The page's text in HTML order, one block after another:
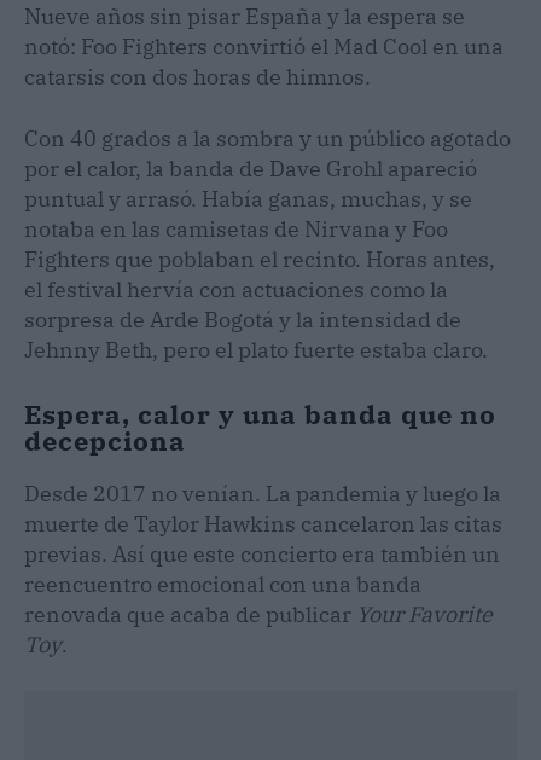
Nueve años sin pisar España y la espera se
notó: Foo Fighters convirtió el Mad Cool en una
catarsis con dos horas de himnos.
Con 40 grados a la sombra y un público agotado
por el calor, la banda de Dave Grohl apareció
puntual y arrasó. Había ganas, muchas, y se
notaba en las camisetas de Nirvana y Foo
Fighters que poblaban el recinto. Horas antes,
el festival hervía con actuaciones como la
sorpresa de Arde Bogotá y la intensidad de
Jehnny Beth, pero el plato fuerte estaba claro.
Espera, calor y una banda que no
decepciona
Desde 2017 no venían. La pandemia y luego la
muerte de Taylor Hawkins cancelaron las citas
previas. Así que este concierto era también un
reencuentro emocional con una banda
renovada que acaba de publicar Your Favorite
Toy.